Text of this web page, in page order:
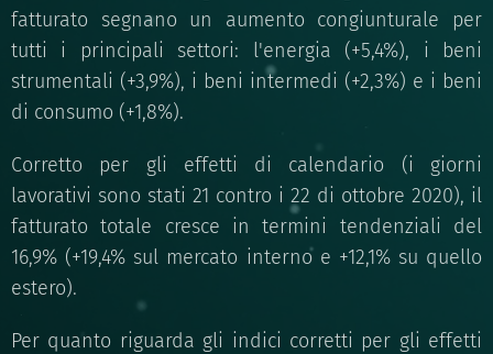
fatturato segnano un aumento congiunturale per
tutti i principali settori: l'energia (+5,4%), i beni
strumentali (+3,9%), i beni intermedi (+2,3%) e i beni
di consumo (+1,8%).
Corretto per gli effetti di calendario (i giorni
lavorativi sono stati 21 contro i 22 di ottobre 2020), il
fatturato totale cresce in termini tendenziali del
16,9% (+19,4% sul mercato interno e +12,1% su quello
estero).
Per quanto riguarda gli indici corretti per gli effetti